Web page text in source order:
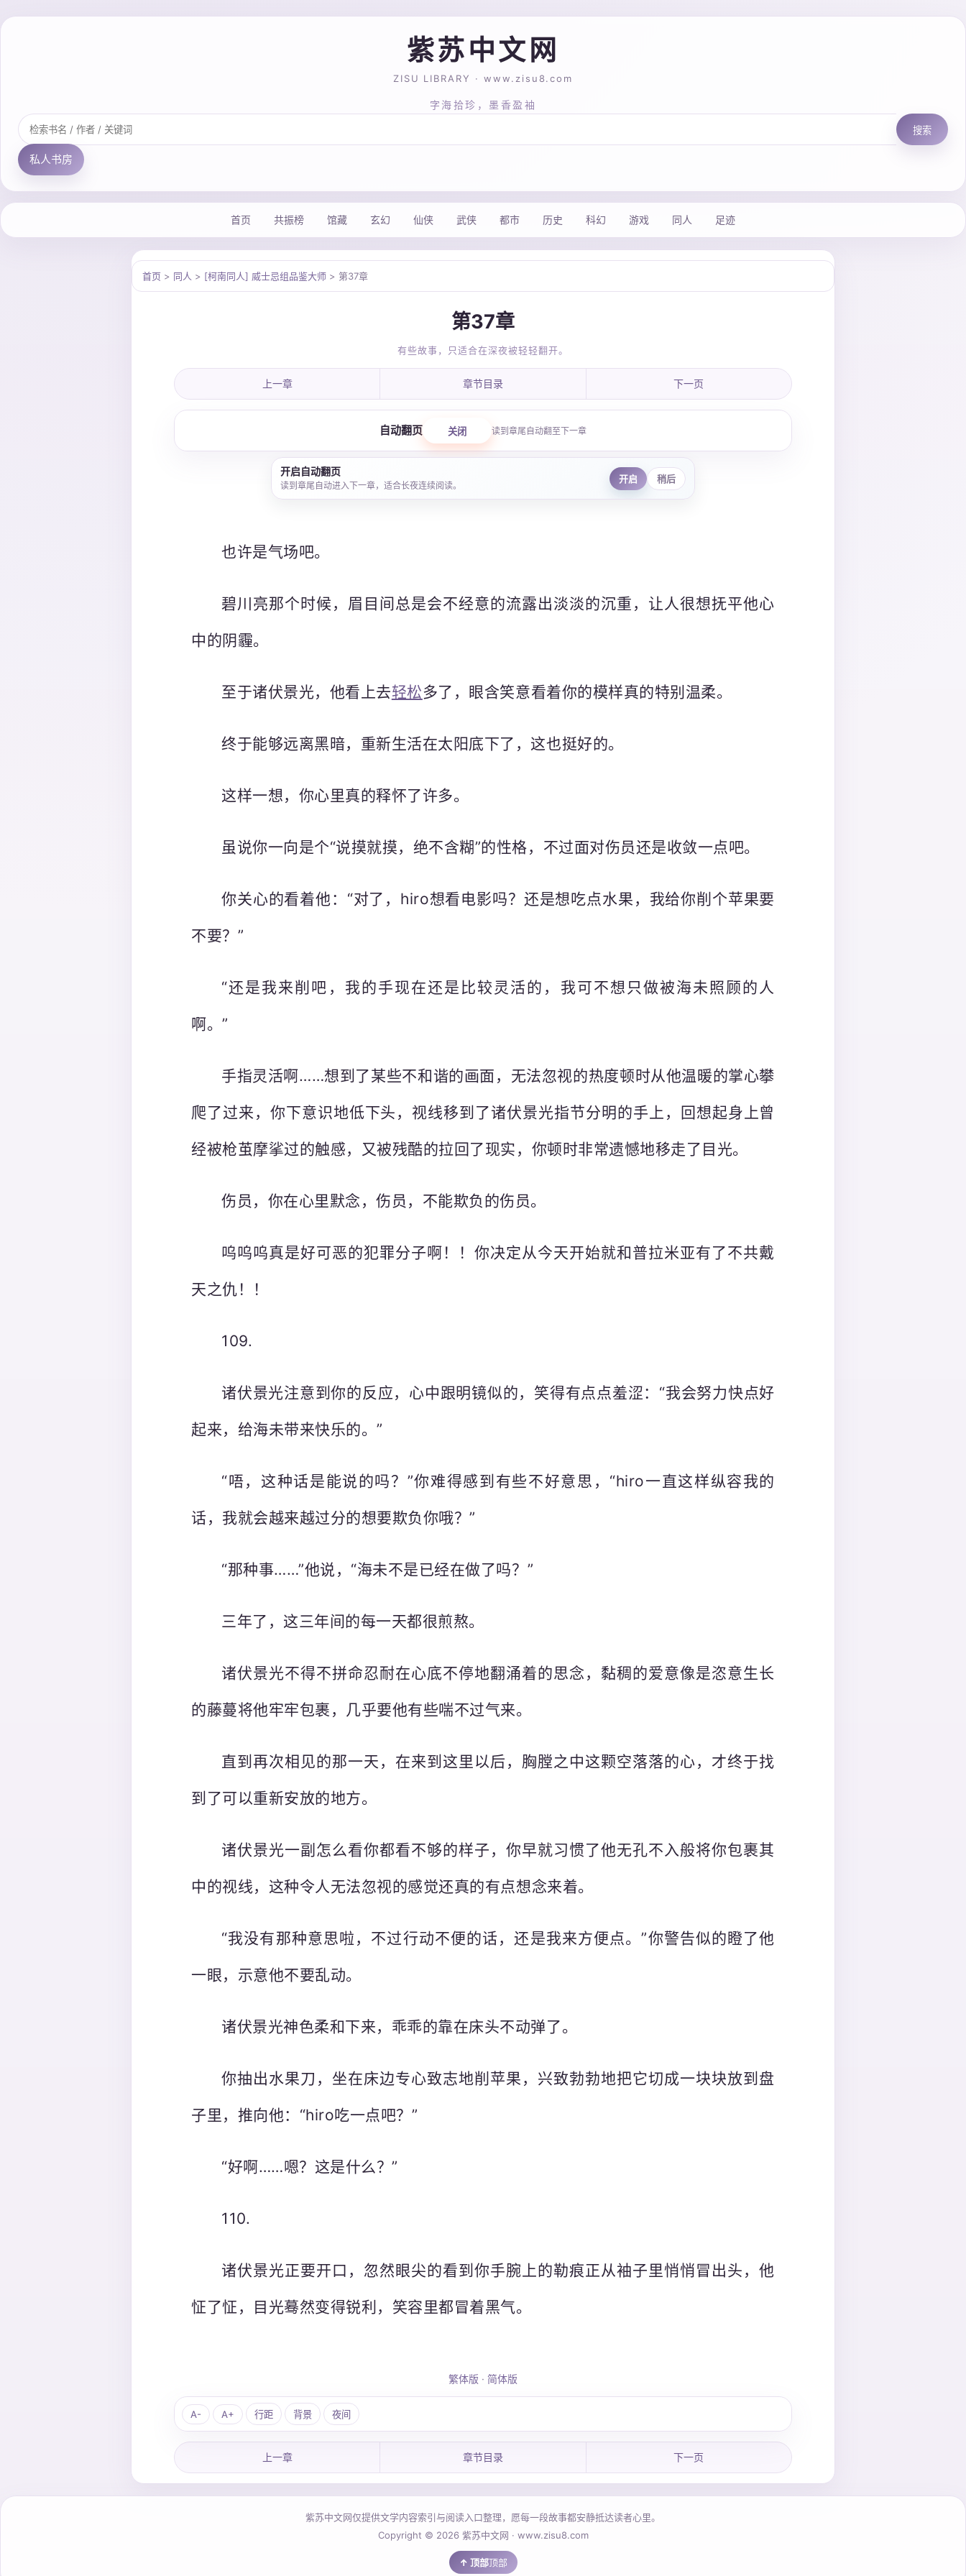
紫苏中文网
ZISU LIBRARY · www.zisu8.com
字海拾珍，墨香盈袖
搜索
私人书房
首页 共振榜 馆藏 玄幻 仙侠 武侠 都市 历史 科幻 游戏 同人 足迹
首页 > 同人 > [柯南同人] 威士忌组品鉴大师 > 第37章
第37章
有些故事，只适合在深夜被轻轻翻开。
上一章 章节目录 下一页
自动翻页 关闭 读到章尾自动翻至下一章
开启自动翻页
读到章尾自动进入下一章，适合长夜连续阅读。
开启 稍后
也许是气场吧。
碧川亮那个时候，眉目间总是会不经意的流露出淡淡的沉重，让人很想抚平他心
中的阴霾。
至于诸伏景光，他看上去轻松多了，眼含笑意看着你的模样真的特别温柔。
终于能够远离黑暗，重新生活在太阳底下了，这也挺好的。
这样一想，你心里真的释怀了许多。
虽说你一向是个“说摸就摸，绝不含糊”的性格，不过面对伤员还是收敛一点吧。
你关心的看着他：“对了，hiro想看电影吗？还是想吃点水果，我给你削个苹果要
不要？”
“还是我来削吧，我的手现在还是比较灵活的，我可不想只做被海未照顾的人
啊。”
手指灵活啊……想到了某些不和谐的画面，无法忽视的热度顿时从他温暖的掌心攀
爬了过来，你下意识地低下头，视线移到了诸伏景光指节分明的手上，回想起身上曾
经被枪茧摩挲过的触感，又被残酷的拉回了现实，你顿时非常遗憾地移走了目光。
伤员，你在心里默念，伤员，不能欺负的伤员。
呜呜呜真是好可恶的犯罪分子啊！！你决定从今天开始就和普拉米亚有了不共戴
天之仇！！
109.
诸伏景光注意到你的反应，心中跟明镜似的，笑得有点点羞涩：“我会努力快点好
起来，给海未带来快乐的。”
“唔，这种话是能说的吗？”你难得感到有些不好意思，“hiro一直这样纵容我的
话，我就会越来越过分的想要欺负你哦？”
“那种事……”他说，“海未不是已经在做了吗？”
三年了，这三年间的每一天都很煎熬。
诸伏景光不得不拼命忍耐在心底不停地翻涌着的思念，黏稠的爱意像是恣意生长
的藤蔓将他牢牢包裹，几乎要他有些喘不过气来。
直到再次相见的那一天，在来到这里以后，胸膛之中这颗空落落的心，才终于找
到了可以重新安放的地方。
诸伏景光一副怎么看你都看不够的样子，你早就习惯了他无孔不入般将你包裹其
中的视线，这种令人无法忽视的感觉还真的有点想念来着。
“我没有那种意思啦，不过行动不便的话，还是我来方便点。”你警告似的瞪了他
一眼，示意他不要乱动。
诸伏景光神色柔和下来，乖乖的靠在床头不动弹了。
你抽出水果刀，坐在床边专心致志地削苹果，兴致勃勃地把它切成一块块放到盘
子里，推向他：“hiro吃一点吧？”
“好啊……嗯？这是什么？”
110.
诸伏景光正要开口，忽然眼尖的看到你手腕上的勒痕正从袖子里悄悄冒出头，他
怔了怔，目光蓦然变得锐利，笑容里都冒着黑气。
繁体版 · 简体版
A- A+ 行距 背景 夜间
上一章 章节目录 下一页
紫苏中文网仅提供文学内容索引与阅读入口整理，愿每一段故事都安静抵达读者心里。
Copyright © 2026 紫苏中文网 · www.zisu8.com
顶部